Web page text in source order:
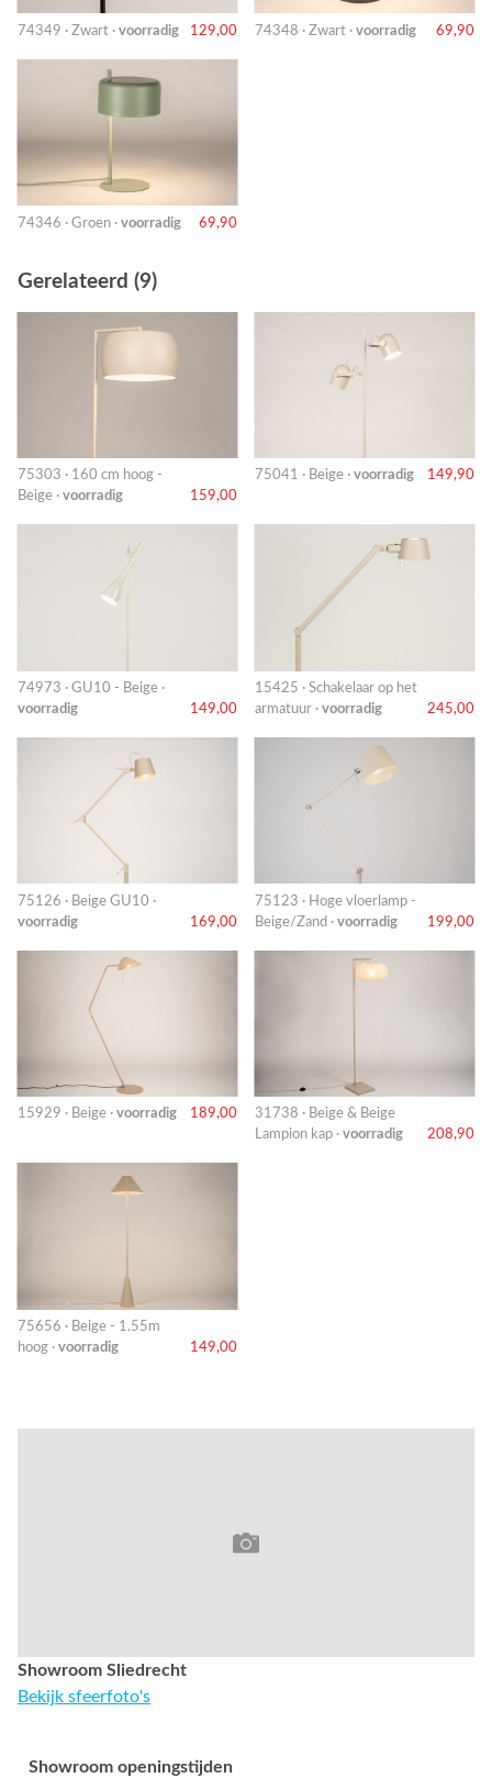
74349 · Zwart · voorradig 129,00 74348 · Zwart · voorradig 69,90
74346 · Groen · voorradig 69,90
Gerelateerd (9)
75303 · 160 cm hoog -
Beige · voorradig 159,00
75041 · Beige · voorradig 149,90
74973 · GU10 - Beige ·
voorradig
149,00
15425 · Schakelaar op het
armatuur · voorradig 245,00
75126 · Beige GU10 ·
voorradig
169,00
75123 · Hoge vloerlamp -
Beige/Zand · voorradig 199,00
15929 · Beige · voorradig 189,00
31738 · Beige & Beige
Lampion kap · voorradig 208,90
75656 · Beige - 1.55m
hoog · voorradig 149,00
Showroom Sliedrecht
Bekijk sfeerfoto's
Showroom openingstijden